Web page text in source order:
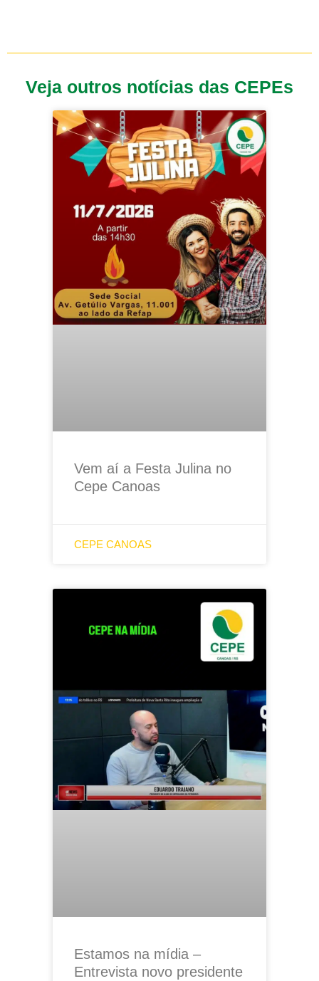
Veja outros notícias das CEPEs
Vem aí a Festa Julina no
Cepe Canoas
CEPE CANOAS
Estamos na mídia –
Entrevista novo presidente